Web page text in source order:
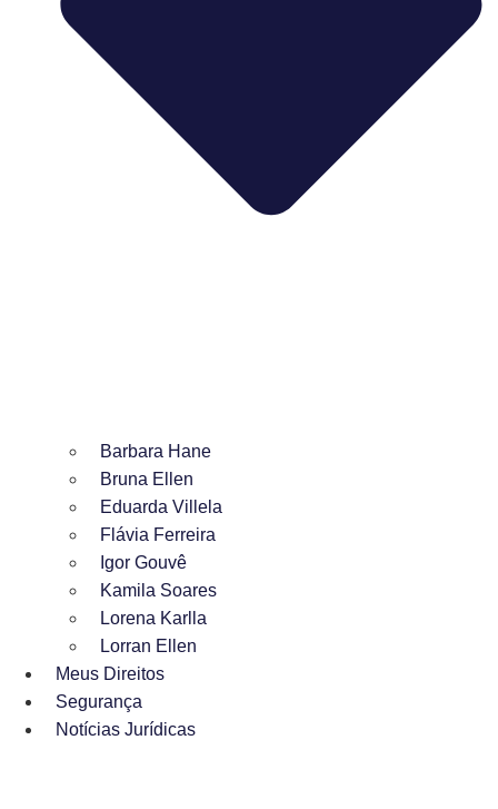
Barbara Hane
Bruna Ellen
Eduarda Villela
Flávia Ferreira
Igor Gouvê
Kamila Soares
Lorena Karlla
Lorran Ellen
Meus Direitos
Segurança
Notícias Jurídicas